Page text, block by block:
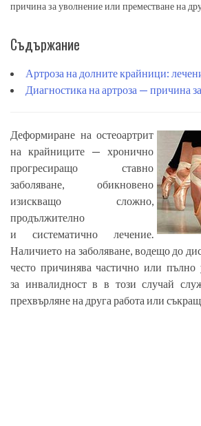
причина за уволнение или преместване на
Съдържание
Артроза на долните крайници:
Диагностика на артроза — причина
Деформиране на остеоартрит
на крайниците — хронично
прогресиращо ставно
заболяване, обикновено
изискващо сложно,
продължително
и систематично лечение.
Наличието на заболяване, водещо до
често причинява частично или
за инвалидност в в този случай
прехвърляне на друга работа или